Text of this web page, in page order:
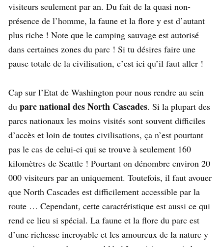
visiteurs seulement par an. Du fait de la quasi non-
présence de l’homme, la faune et la flore y est d’autant
plus riche ! Note que le camping sauvage est autorisé
dans certaines zones du parc ! Si tu désires faire une
pause totale de la civilisation, c’est ici qu’il faut aller !
Cap sur l’Etat de Washington pour nous rendre au sein
du parc national des North Cascades. Si la plupart des
parcs nationaux les moins visités sont souvent difficiles
d’accès et loin de toutes civilisations, ça n’est pourtant
pas le cas de celui-ci qui se trouve à seulement 160
kilomètres de Seattle ! Pourtant on dénombre environ 20
000 visiteurs par an uniquement. Toutefois, il faut avouer
que North Cascades est difficilement accessible par la
route … Cependant, cette caractéristique est aussi ce qui
rend ce lieu si spécial. La faune et la flore du parc est
d’une richesse incroyable et les amoureux de la nature y